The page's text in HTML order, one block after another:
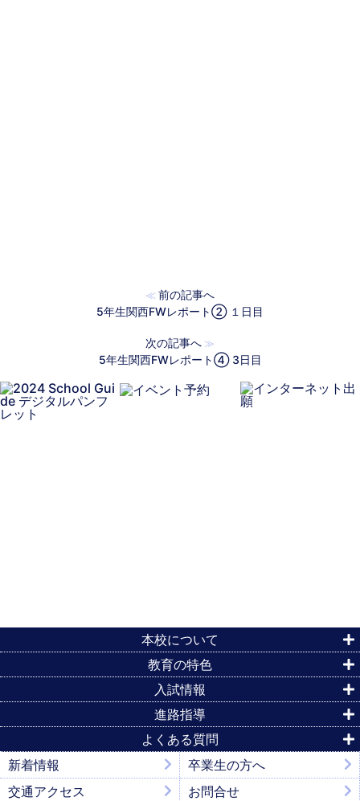
≪ 前の記事へ
5年生関西FWレポート② １日目
次の記事へ ≫
5年生関西FWレポート④ 3日目
本校について
教育の特色
入試情報
進路指導
よくある質問
新着情報
卒業生の方へ
交通アクセス
お問合せ